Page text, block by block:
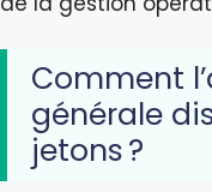
Comment
générale
jetons ?